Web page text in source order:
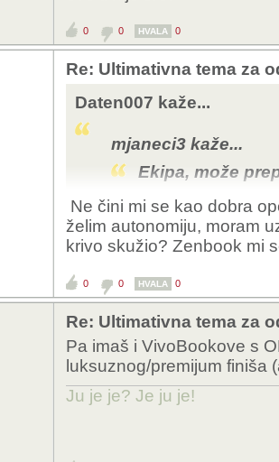
0 0 HVALA 0
Re: Ultimativna tema za
Daten007 kaže...
mjaneci3 kaže...
Ekipa, može
Preferencija:
Namjena: office
modeu, najviše
Trenutno mi je
Za te novce kupi si
godinama.
Ne čini mi se kao dobra
želim autonomiju, moram
krivo skužio? Zenbook mi
0 0 HVALA 0
Re: Ultimativna tema za
Pa imaš i VivoBookove s
luksuznog/premijum finiša
Ju je je? Je ju je!